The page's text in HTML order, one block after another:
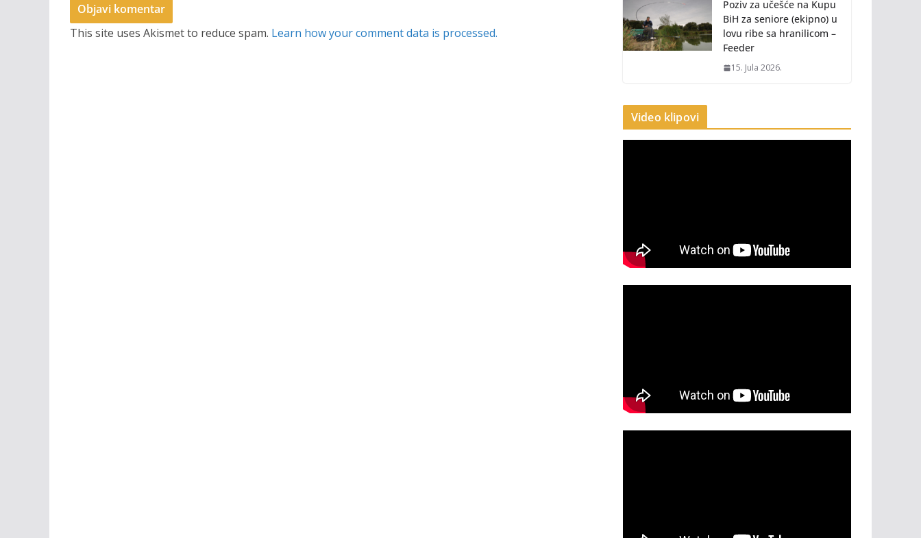
This site uses Akismet to reduce spam. Learn how your comment data is processed.
Poziv za učešće na Kupu
BiH za seniore (ekipno) u
lovu ribe sa hranilicom –
Feeder
15. Jula 2026.
Video klipovi